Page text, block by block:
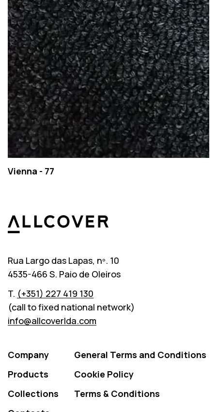
Vienna - 77
Rua Largo das Lapas, nº. 10
4535-466 S. Paio de Oleiros
T. (+351) 227 419 130
(call to fixed national network)
info@allcoverlda.com
Company
Products
Collections
General Terms and Conditions
Cookie Policy
Terms & Conditions